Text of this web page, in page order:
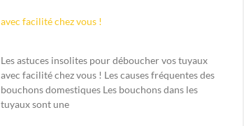
avec facilité chez vous !
Les astuces insolites pour déboucher vos tuyaux
avec facilité chez vous ! Les causes fréquentes des
bouchons domestiques Les bouchons dans les
tuyaux sont une